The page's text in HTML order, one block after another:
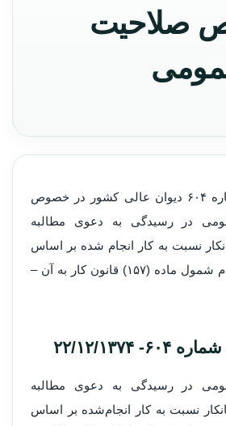
صلاحیت
رای و‌حدت‌ رو‌یه شماره ۶۰۴ دیوان عالی کشور در خصوص
در رسیدگی به دعوی مطالبه
نسبت به کار انجام‌ شده بر اساس
قرارداد تنظیمی و عدم شمول ماده (۱۵۷) قانون کار به آن –
۱۲/۱۳۷۴
در رسیدگی به دعوی مطالبه
نسبت به کار انجام‌شده بر اساس